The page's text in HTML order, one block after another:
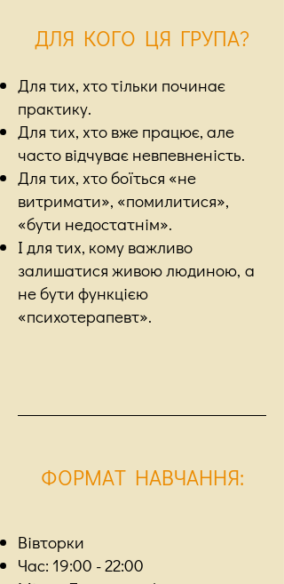
ДЛЯ КОГО ЦЯ ГРУПА?
Для тих, хто тільки починає
практику.
Для тих, хто вже працює, але
часто відчуває невпевненість.
Для тих, хто боїться «не
витримати», «помилитися»,
«бути недостатнім».
І для тих, кому важливо
залишатися живою людиною, а
не бути функцією
«психотерапевт».
ФОРМАТ НАВЧАННЯ:
Вівторки
Час: 19:00 - 22:00